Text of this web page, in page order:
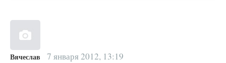
Вячеслав 7 января 2012, 13:19